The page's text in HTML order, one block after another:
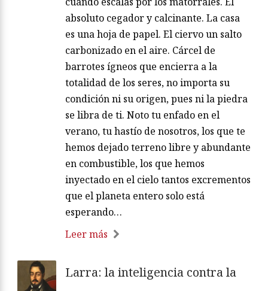
absoluto cegador y calcinante. La casa
es una hoja de papel. El ciervo un salto
carbonizado en el aire. Cárcel de
barrotes ígneos que encierra a la
totalidad de los seres, no importa su
condición ni su origen, pues ni la piedra
se libra de ti. Noto tu enfado en el
verano, tu hastío de nosotros, los que te
hemos dejado terreno libre y abundante
en combustible, los que hemos
inyectado en el cielo tantos excrementos
que el planeta entero solo está
esperando…
Leer más
Larra: la inteligencia contra la